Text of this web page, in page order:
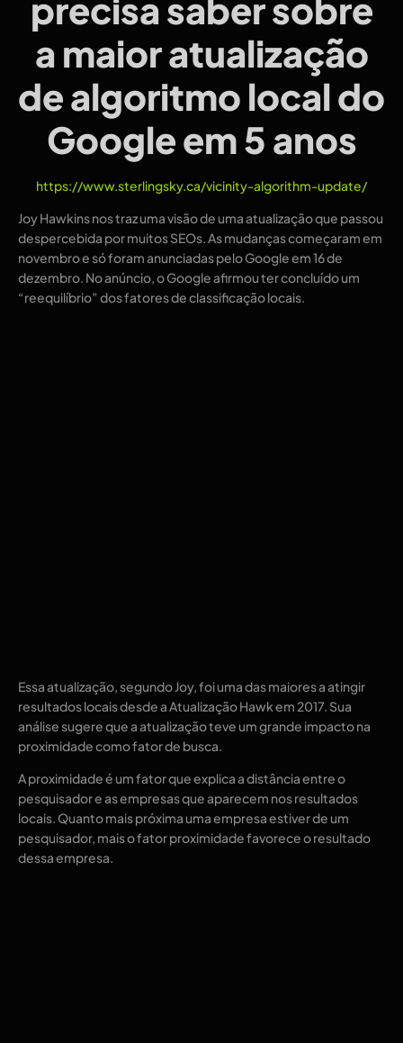
a maior atualização
de algoritmo local do
Google em 5 anos
https://www.sterlingsky.ca/vicinity-algorithm-update/
Joy Hawkins nos traz uma visão de uma atualização que passou
despercebida por muitos SEOs. As mudanças começaram em
novembro e só foram anunciadas pelo Google em 16 de
dezembro. No anúncio, o Google afirmou ter concluído um
“reequilíbrio” dos fatores de classificação locais.
Essa atualização, segundo Joy, foi uma das maiores a atingir
resultados locais desde a Atualização Hawk em 2017. Sua
análise sugere que a atualização teve um grande impacto na
proximidade como fator de busca.
A proximidade é um fator que explica a distância entre o
pesquisador e as empresas que aparecem nos resultados
locais. Quanto mais próxima uma empresa estiver de um
pesquisador, mais o fator proximidade favorece o resultado
dessa empresa.